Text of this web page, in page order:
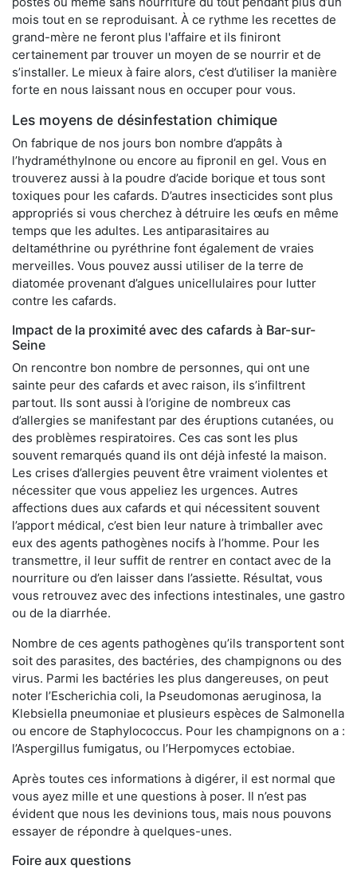
mois tout en se reproduisant. À ce rythme les recettes de
grand-mère ne feront plus l'affaire et ils finiront
certainement par trouver un moyen de se nourrir et de
s’installer. Le mieux à faire alors, c’est d’utiliser la manière
forte en nous laissant nous en occuper pour vous.
Les moyens de désinfestation chimique
On fabrique de nos jours bon nombre d’appâts à
l’hydraméthylnone ou encore au fipronil en gel. Vous en
trouverez aussi à la poudre d’acide borique et tous sont
toxiques pour les cafards. D’autres insecticides sont plus
appropriés si vous cherchez à détruire les œufs en même
temps que les adultes. Les antiparasitaires au
deltaméthrine ou pyréthrine font également de vraies
merveilles. Vous pouvez aussi utiliser de la terre de
diatomée provenant d’algues unicellulaires pour lutter
contre les cafards.
Impact de la proximité avec des cafards à Bar-sur-
Seine
On rencontre bon nombre de personnes, qui ont une
sainte peur des cafards et avec raison, ils s’infiltrent
partout. Ils sont aussi à l’origine de nombreux cas
d’allergies se manifestant par des éruptions cutanées, ou
des problèmes respiratoires. Ces cas sont les plus
souvent remarqués quand ils ont déjà infesté la maison.
Les crises d’allergies peuvent être vraiment violentes et
nécessiter que vous appeliez les urgences. Autres
affections dues aux cafards et qui nécessitent souvent
l’apport médical, c’est bien leur nature à trimballer avec
eux des agents pathogènes nocifs à l’homme. Pour les
transmettre, il leur suffit de rentrer en contact avec de la
nourriture ou d’en laisser dans l’assiette. Résultat, vous
vous retrouvez avec des infections intestinales, une gastro
ou de la diarrhée.
Nombre de ces agents pathogènes qu’ils transportent sont
soit des parasites, des bactéries, des champignons ou des
virus. Parmi les bactéries les plus dangereuses, on peut
noter l’Escherichia coli, la Pseudomonas aeruginosa, la
Klebsiella pneumoniae et plusieurs espèces de Salmonella
ou encore de Staphylococcus. Pour les champignons on a :
l’Aspergillus fumigatus, ou l’Herpomyces ectobiae.
Après toutes ces informations à digérer, il est normal que
vous ayez mille et une questions à poser. Il n’est pas
évident que nous les devinions tous, mais nous pouvons
essayer de répondre à quelques-unes.
Foire aux questions